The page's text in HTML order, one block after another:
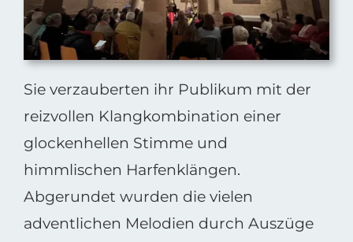
Sie verzauberten ihr Publikum mit der
reizvollen Klangkombination einer
glockenhellen Stimme und
himmlischen Harfenklängen.
Abgerundet wurden die vielen
adventlichen Melodien durch Auszüge